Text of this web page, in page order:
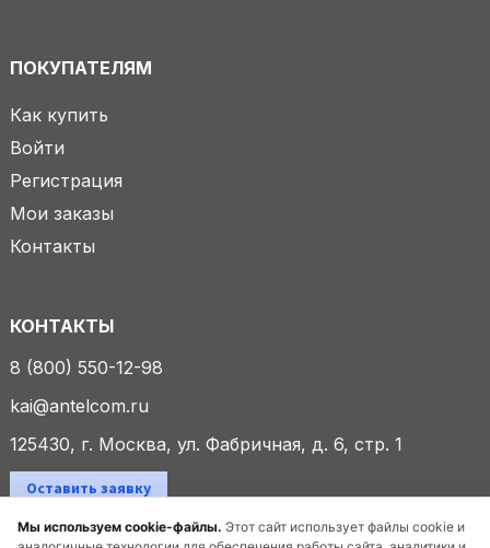
Мы используем cookie-файлы. Этот сайт использует файлы cookie и
ПОКУПАТЕЛЯМ
Как купить
Войти
Регистрация
Мои заказы
Контакты
КОНТАКТЫ
8 (800) 550-12-98
kai@antelcom.ru
125430, г. Москва, ул. Фабричная, д. 6, стр. 1
Оставить заявку